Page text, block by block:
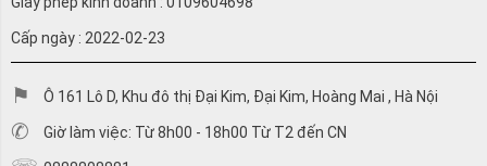
Cấp ngày : 2022-02-23
Ô 161 Lô D, Khu đô thị Đại Kim, Đại Kim, Hoàng Mai , Hà Nội
Giờ làm việc: Từ 8h00 - 18h00 Từ T2 đến CN